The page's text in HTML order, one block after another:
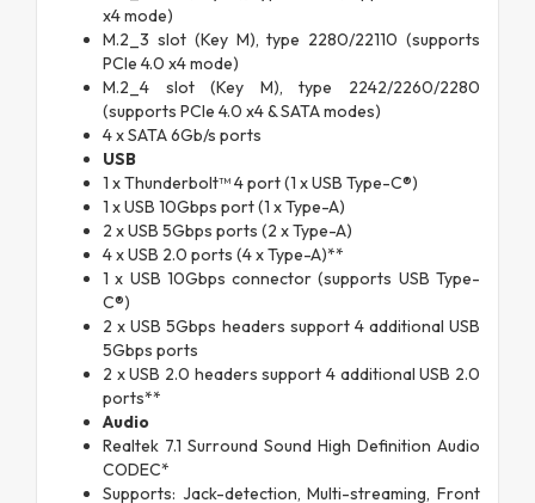
x4 mode)
M.2_3 slot (Key M), type 2280/22110 (supports
PCIe 4.0 x4 mode)
M.2_4 slot (Key M), type 2242/2260/2280
(supports PCIe 4.0 x4 & SATA modes)
4 x SATA 6Gb/s ports
USB
1 x Thunderbolt™ 4 port (1 x USB Type-C®)
1 x USB 10Gbps port (1 x Type-A)
2 x USB 5Gbps ports (2 x Type-A)
4 x USB 2.0 ports (4 x Type-A)**
1 x USB 10Gbps connector (supports USB Type-
C®)
2 x USB 5Gbps headers support 4 additional USB
5Gbps ports
2 x USB 2.0 headers support 4 additional USB 2.0
ports**
Audio
Realtek 7.1 Surround Sound High Definition Audio
CODEC*
Supports: Jack-detection, Multi-streaming, Front